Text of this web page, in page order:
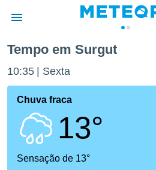
da
foi
fornecidas
a este
Tempo em Surgut
10:35 Sexta
Chuva fraca
13°
Sensação de 13°